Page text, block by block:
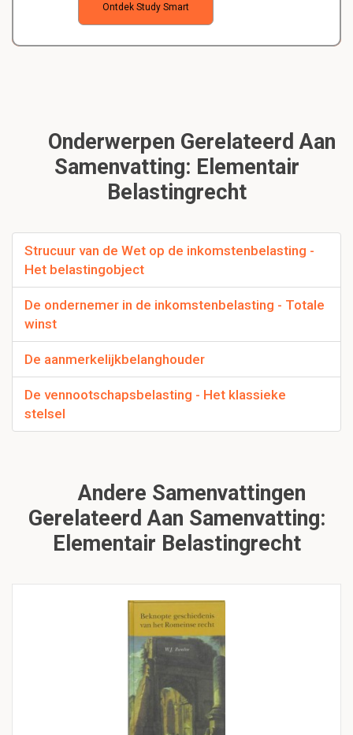
Ontdek Study Smart
Onderwerpen Gerelateerd Aan
Samenvatting: Elementair
Belastingrecht
Strucuur van de Wet op de inkomstenbelasting -
Het belastingobject
De ondernemer in de inkomstenbelasting - Totale
winst
De aanmerkelijkbelanghouder
De vennootschapsbelasting - Het klassieke
stelsel
Andere Samenvattingen
Gerelateerd Aan Samenvatting:
Elementair Belastingrecht